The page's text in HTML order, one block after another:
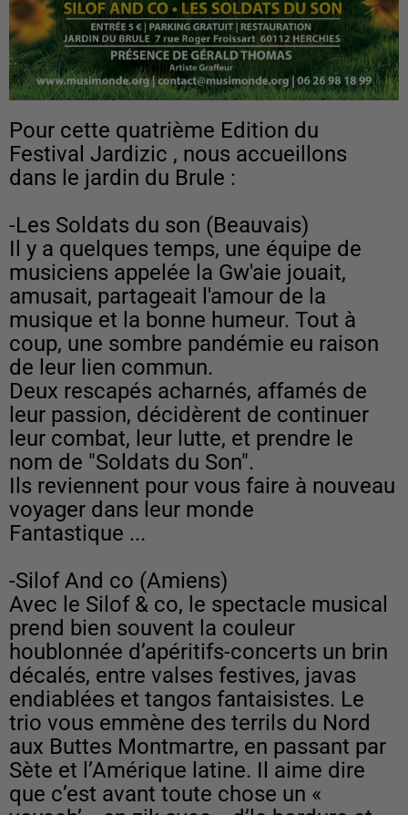
Pour cette quatrième Edition du
Festival Jardizic , nous accueillons
dans le jardin du Brule :
-Les Soldats du son (Beauvais)
Il y a quelques temps, une équipe de
musiciens appelée la Gw'aie jouait,
amusait, partageait l'amour de la
musique et la bonne humeur. Tout à
coup, une sombre pandémie eu raison
de leur lien commun.
Deux rescapés acharnés, affamés de
leur passion, décidèrent de continuer
leur combat, leur lutte, et prendre le
nom de "Soldats du Son".
Ils reviennent pour vous faire à nouveau
voyager dans leur monde
Fantastique ...
-Silof And co (Amiens)
Avec le Silof & co, le spectacle musical
prend bien souvent la couleur
houblonnée d’apéritifs-concerts un brin
décalés, entre valses festives, javas
endiablées et tangos fantaisistes. Le
trio vous emmène des terrils du Nord
aux Buttes Montmartre, en passant par
Sète et l’Amérique latine. Il aime dire
que c’est avant toute chose un «